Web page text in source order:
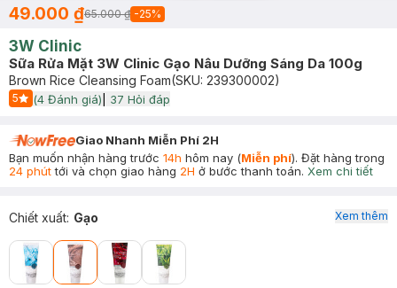
49.000 ₫65.000 ₫ -25%
3W Clinic
Sữa Rửa Mặt 3W Clinic Gạo Nâu Dưỡng Sáng Da 100g
Brown Rice Cleansing Foam(SKU: 239300002)
5
Start Icon
(4 Đánh giá) 37 Hỏi đáp
Giao Nhanh Miễn Phí 2H
Bạn muốn nhận hàng trước 14h hôm nay (Miễn phí). Đặt hàng trong
24 phúttới và chọn giao hàng 2H ở bước thanh toán. Xem chi tiết
Chiết xuất: Gạo Xem thêm